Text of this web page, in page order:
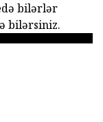
bilərlər
bilərsiniz.